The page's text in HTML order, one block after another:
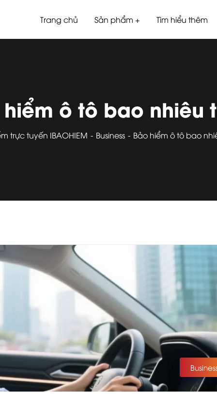
Trang chủ Sản phẩm Tìm hiểu thêm
ô tô bao nhiêu
trực tuyến IBAOHIEM Business Bảo hiểm ô tô bao